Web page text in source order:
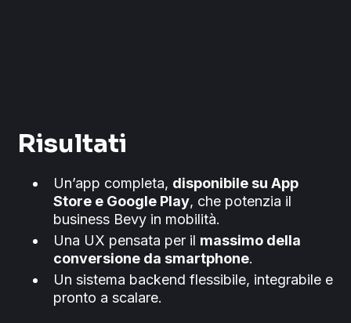
Risultati
Un’app completa, disponibile su App
Store e Google Play, che potenzia il
business Bevy in mobilità.
Una UX pensata per il massimo della
conversione da smartphone.
Un sistema backend flessibile, integrabile e
pronto a scalare.